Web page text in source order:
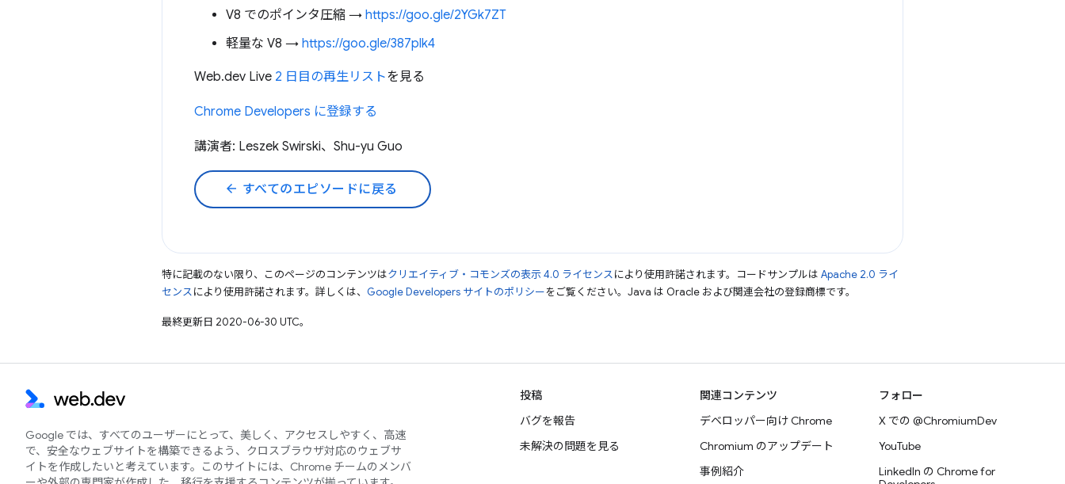
V8 でのポインタ圧縮 → https://goo.gle/2YGk7ZT
軽量な V8 → https://goo.gle/387plk4
Web.dev Live 2 日目の再生リストを見る
Chrome Developers に登録する
講演者: Leszek Swirski、Shu-yu Guo
arrow_back すべてのエピソードに戻る
特に記載のない限り、このページのコンテンツはクリエイティブ・コモンズの表示 4.0 ライセンスにより使用許諾されます。コードサンプルは Apache 2.0 ライ
センスにより使用許諾されます。詳しくは、 Google Developers サイトのポリシーをご覧ください。Java は Oracle および関連会社の登録商標です。
最終更新日 2020-06-30 UTC。
Google では、すべてのユーザーにとって、美しく、アクセスしやすく、高速
で、安全なウェブサイトを構築できるよう、クロスブラウザ対応のウェブサ
イトを作成したいと考えています。このサイトには、Chrome チームのメンバ
投稿
バグを報告
未解決の問題を見る
関連コンテンツ
デベロッパー向け Chrome
Chromium のアップデート
事例紹介
フォロー
X での @ChromiumDev
YouTube
LinkedIn の Chrome for